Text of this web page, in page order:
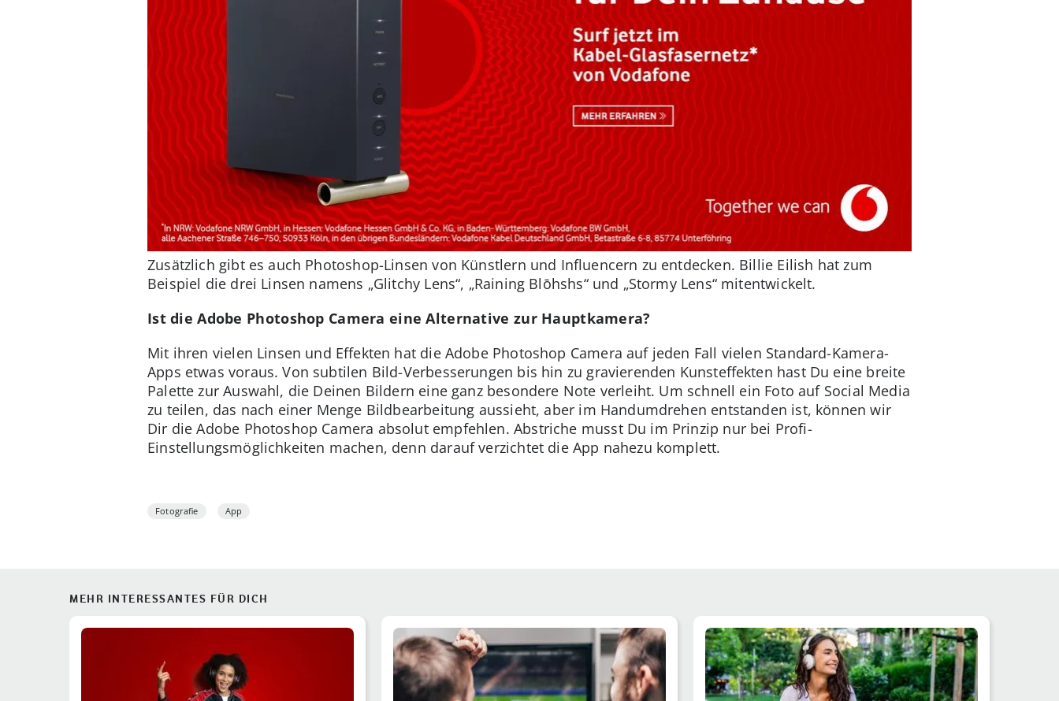
Zusätzlich gibt es auch Photoshop-Linsen von Künstlern und Influencern zu entdecken. Billie Eilish hat zum
Beispiel die drei Linsen namens „Glitchy Lens“, „Raining Blōhshs“ und „Stormy Lens“ mitentwickelt.
Ist die Adobe Photoshop Camera eine Alternative zur Hauptkamera?
Mit ihren vielen Linsen und Effekten hat die Adobe Photoshop Camera auf jeden Fall vielen Standard-Kamera-
Apps etwas voraus. Von subtilen Bild-Verbesserungen bis hin zu gravierenden Kunsteffekten hast Du eine breite
Palette zur Auswahl, die Deinen Bildern eine ganz besondere Note verleiht. Um schnell ein Foto auf Social Media
zu teilen, das nach einer Menge Bildbearbeitung aussieht, aber im Handumdrehen entstanden ist, können wir
Dir die Adobe Photoshop Camera absolut empfehlen. Abstriche musst Du im Prinzip nur bei Profi-
Einstellungsmöglichkeiten machen, denn darauf verzichtet die App nahezu komplett.
Fotografie App
MEHR INTERESSANTES FÜR DICH